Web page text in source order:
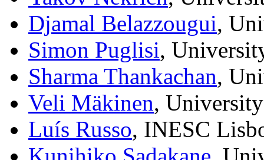
Djamal Belazzougui,
Simon Puglisi,
Sharma Thankachan,
Veli Mäkinen,
Luís Russo, INESC